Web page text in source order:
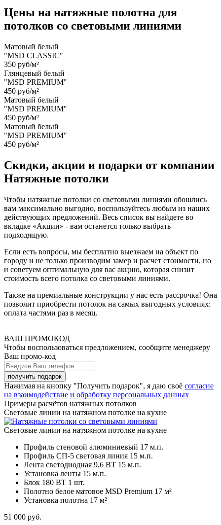
Цены на натяжные полотна для
потолков со световыми линиями
Матовый белый
"MSD CLASSIC"
350 руб/м²
Глянцевый белый
"MSD PREMIUM"
450 руб/м²
Матовый белый
"MSD PREMIUM"
450 руб/м²
Матовый белый
"MSD PREMIUM"
450 руб/м²
Скидки, акции и подарки от компании
Натяжные потолки
Чтобы натяжные потолки со световыми линиями обошлись
вам максимально выгодно, воспользуйтесь любым из наших
действующих предложений. Весь список вы найдете во
вкладке «Акции» - вам останется только выбрать
подходящую.
Если есть вопросы, мы бесплатно выезжаем на объект по
городу и не только производим замер и расчет стоимости, но
и советуем оптимальную для вас акцию, которая снизит
стоимость всего потолка со световыми линиями.
Также на премиальные конструкции у нас есть рассрочка! Она
позволит приобрести потолок на самых выгодных условиях:
оплата частями раз в месяц.
ВАШ ПРОМОКОД
Чтобы воспользоваться предложением, сообщите менеджеру
Ваш промо-код
Нажимая на кнопку "Получить подарок", я даю своё согласие
на взаимодействие и обработку персональных данных
Примеры расчётов натяжных потолков
Световые линии на натяжном потолке на кухне
Световые линии на натяжном потолке на кухне
Профиль стеновой алюминиевый 17 м.п.
Профиль СП-5 световая линия 15 м.п.
Лента светодиодная 9,6 ВТ 15 м.п.
Установка ленты 15 м.п.
Блок 180 ВТ 1 шт.
Полотно белое матовое MSD Premium 17 м²
Установка полотна 17 м²
51 000 руб.